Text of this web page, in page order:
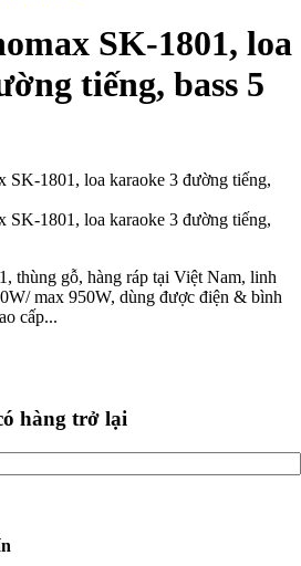
SK-1801, loa
tiếng, bass 5
thùng gỗ, hàng ráp tại Việt Nam, linh
max 950W, dùng được điện & bình
cấp...
hàng trở lại